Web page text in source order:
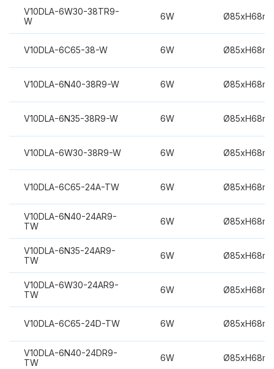
V10DLA-6W30-38TR9-
W
6W
V10DLA-6C65-38-W 6W
V10DLA-6N40-38R9-W 6W
V10DLA-6N35-38R9-W 6W
V10DLA-6W30-38R9-W 6W
V10DLA-6C65-24A-TW 6W
V10DLA-6N40-24AR9-
TW
6W
V10DLA-6N35-24AR9-
TW
6W
V10DLA-6W30-24AR9-
TW
6W
V10DLA-6C65-24D-TW 6W
V10DLA-6N40-24DR9-
TW
6W